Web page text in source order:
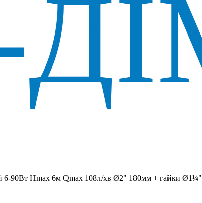
6-90Вт Hmax 6м Qmax 108л/хв Ø2" 180мм + гайки Ø1¼"